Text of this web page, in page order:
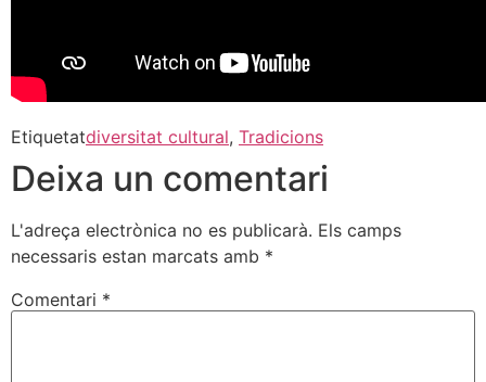
Etiquetatdiversitat cultural, Tradicions
Deixa un comentari
L'adreça electrònica no es publicarà. Els camps
necessaris estan marcats amb *
Comentari *